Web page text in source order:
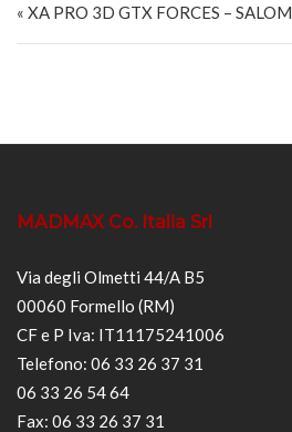
« XA PRO 3D GTX FORCES –
MADMAX Co. Italia Srl
Via degli Olmetti 44/A B5
00060 Formello (RM)
CF e P Iva: IT11175241006
Telefono: 06 33 26 37 31
06 33 26 54 64
Fax: 06 33 26 37 31